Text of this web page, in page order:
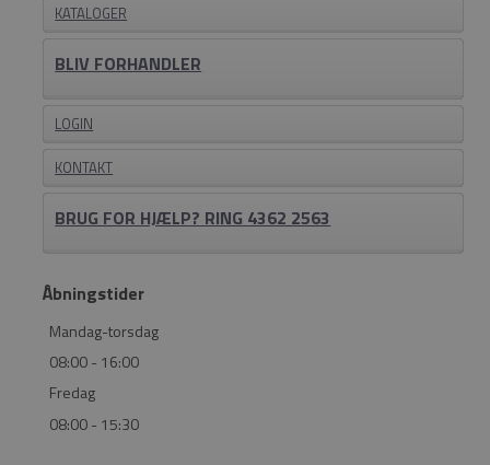
KATALOGER
BLIV FORHANDLER
LOGIN
KONTAKT
BRUG FOR HJÆLP? RING 4362 2563
Åbningstider
Mandag-torsdag
08:00 - 16:00
Fredag
08:00 - 15:30